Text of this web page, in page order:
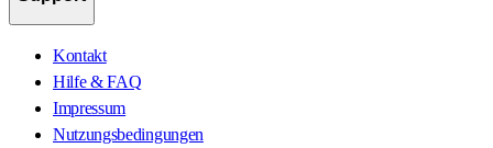
Kontakt
Hilfe & FAQ
Impressum
Nutzungsbedingungen